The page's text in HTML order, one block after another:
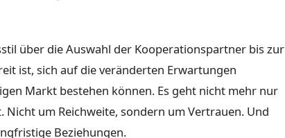
über die Auswahl der Kooperationspartner bis zur
ist, sich auf die veränderten Erwartungen
Markt bestehen können. Es geht nicht mehr nur
um Reichweite, sondern um Vertrauen. Und
Beziehungen.